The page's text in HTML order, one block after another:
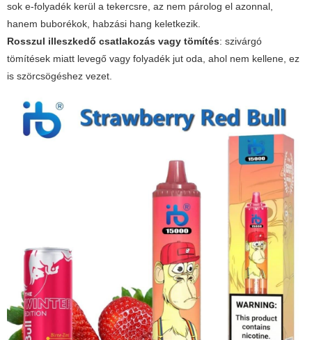
sok e-folyadék kerül a tekercsre, az nem párolog el azonnal,
hanem buborékok, habzási hang keletkezik.
Rosszul illeszkedő csatlakozás vagy tömítés: szivárgó
tömítések miatt levegő vagy folyadék jut oda, ahol nem kellene, ez
is szörcsögéshez vezet.